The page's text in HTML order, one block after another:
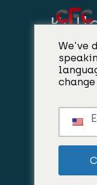
We've